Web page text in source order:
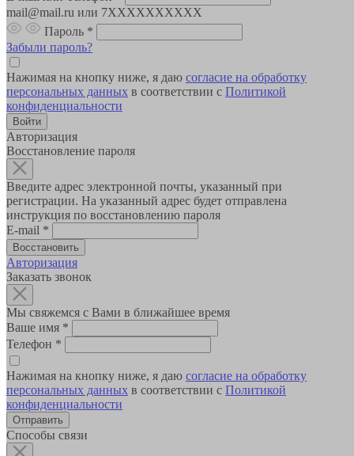
mail@mail.ru или 7XXXXXXXXXX
Пароль *
Забыли пароль?
Нажимая на кнопку ниже, я даю согласие на обработку
персональных данных в соответствии с Политикой
конфиденциальности
Авторизация
Восстановление пароля
Введите адрес электронной почты, указанный при
регистрации. На указанный адрес будет отправлена
инструкция по восстановлению пароля
E-mail *
Авторизация
Заказать звонок
Мы свяжемся с Вами в ближайшее время
Ваше имя *
Телефон *
Нажимая на кнопку ниже, я даю согласие на обработку
персональных данных в соответствии с Политикой
конфиденциальности
Способы связи